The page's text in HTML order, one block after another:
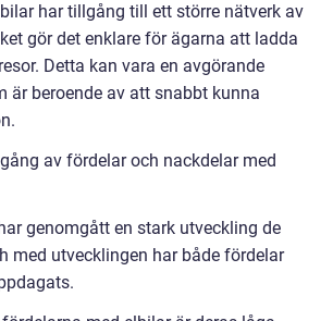
har tillgång till ett större nätverk av
gör det enklare för ägarna att ladda
Detta kan vara en avgörande
är beroende av att snabbt kunna
av fördelar och nackdelar med
genomgått en stark utveckling de
med utvecklingen har både fördelar